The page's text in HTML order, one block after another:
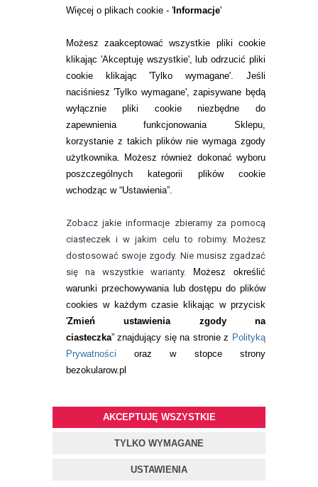
Więcej o plikach cookie - 'Informacje'
Możesz zaakceptować wszystkie pliki cookie
klikając 'Akceptuję wszystkie', lub odrzucić pliki
cookie klikając 'Tylko wymagane'. Jeśli
naciśniesz 'Tylko wymagane', zapisywane będą
wyłącznie pliki cookie niezbędne do
zapewnienia funkcjonowania Sklepu,
korzystanie z takich plików nie wymaga zgody
użytkownika. Możesz również dokonać wyboru
poszczególnych kategorii plików cookie
wchodząc w “Ustawienia”.
Zobacz jakie informacje zbieramy za pomocą
ciasteczek i w jakim celu to robimy. Możesz
dostosować swoje zgody. Nie musisz zgadzać
się na wszystkie warianty.
Możesz określić
warunki przechowywania lub dostępu do plików
cookies w każdym czasie klikając w przycisk
'Zmień ustawienia zgody na
ciasteczka” znajdujący się na stronie z Polityką
Prywatności oraz w stopce strony
bezokularow.pl
AKCEPTUJĘ WSZYSTKIE
TYLKO WYMAGANE
USTAWIENIA
RANKINGI SOCZEWEK
SOCZEWKI KOLOROWE
Zwrot (odstąpienie od umowy)
ZMIEŃ USTAWIENIA ZGODY NA CIASTECZKA
KONTAKT
telefon:
22 113 44 42
telefon:
732 08 08 72
kontakt@bezokularow.pl
BEZOKULARÓW.PL | soczewki kontaktowe i płyny